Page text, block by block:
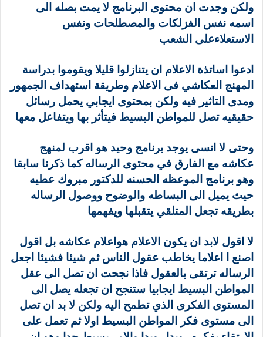
ولكن وجدت ان محتوى البرنامج لا يمت بصله الى
اسمه نفس الفزلكات والمصطلحات ونفس
الاستعلاءعلى الشعب
ادعوا اساتذة الاعلام ان يتنازلوا قليلا ويقوموا بدراسة
المهنج العكاشي فى الاعلام وطريقة استهداف الجمهور
ومدى التاثير فيه ولكن بمحتوى ايجابي يحمل رسائل
حقيقيه تصل للمواطن البسيط فيتأثر بها ويتفاعل معها
وحتى لا انسى يوجد برنامج وحيد هو اقرب لمنهج
عكاشه مع الفارق في محتوى الرساله كما ذكرنا سابقا
وهو برنامج الموعظه الحسنه للدكتور مبروك عطيه
حيث يميل الى البساطه والوضوح ووصول الرساله
بطريقه تجعل المتلقي يتقبلها ويفهمها
لا اقول لابد ان يكون الاعلام هواعلام عكاشه بل اقول
اصنع ا اعلاما يخاطب عقول الناس ثم شيئا فشيئا اجعل
الرساله ترتقى بالعقول فاذا نجحت ان تصل الى عقل
المواطن البسيط ايجابيا ستنجح ان تجعله يصل الى
المستوى الفكرى الذي تطمح اليه ولكن لا بد ان تصل
الى مستوى فكر المواطن البسيط اولا ثم تعمل على